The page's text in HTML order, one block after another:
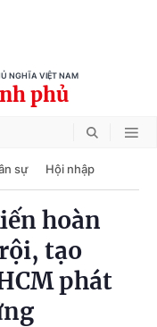
NGHĨA VIỆT NAM
phủ
sự Hội nhập
hoàn
tạo
phát